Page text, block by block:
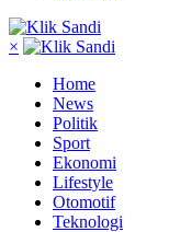
×
Home
News
Politik
Sport
Ekonomi
Lifestyle
Otomotif
Teknologi